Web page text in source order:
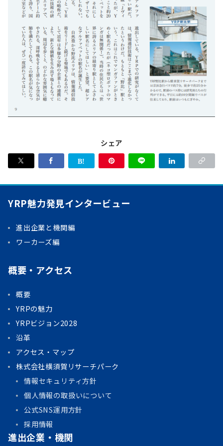
シェア
YRP魅力発見インタービュー
進出企業と機関編
ワーカーズ編
概要・アクセス
概要
YRPの魅力
YRPビジョン2028
沿革
アクセス・マップ
株式会社横須賀リサーチパーク
情報セキュリティ方針
個人情報の取扱いについて
公式SNS運用方針
採用情報
進出企業・機関